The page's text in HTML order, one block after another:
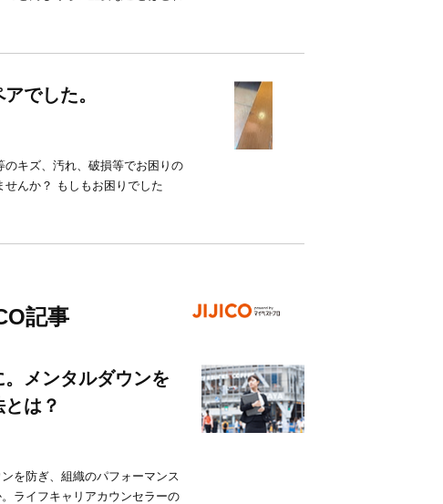
でした。
キズ、汚れ、破損等でお困りの
んか？ もしもお困りでした
記事
メンタルダウンを
は？
を防ぎ、組織のパフォーマンス
ライフキャリアカウンセラーの